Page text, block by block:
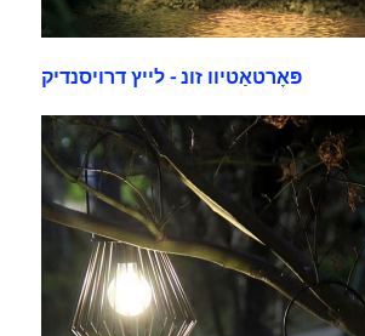
פּאָרטאַטיוו זונ - לייץ דרויסנדיק